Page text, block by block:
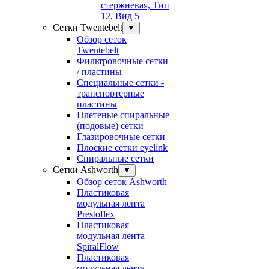
стержневая, Тип
12, Вид 5
Сетки Twentebelt
▼
Обзор сеток
Twentebelt
Фильтровочные сетки
/ пластины
Специальные сетки -
транспортерные
пластины
Плетеные спиральные
(подовые) сетки
Глазировочные сетки
Плоские сетки eyelink
Спиральные сетки
Сетки Ashworth
▼
Обзор сеток Ashworth
Пластиковая
модульная лента
Prestoflex
Пластиковая
модульная лента
SpiralFlow
Пластиковая